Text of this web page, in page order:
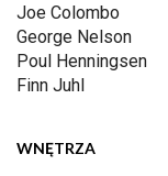
Joe Colombo
George Nelson
Poul Henningsen
Finn Juhl
WNĘTRZA